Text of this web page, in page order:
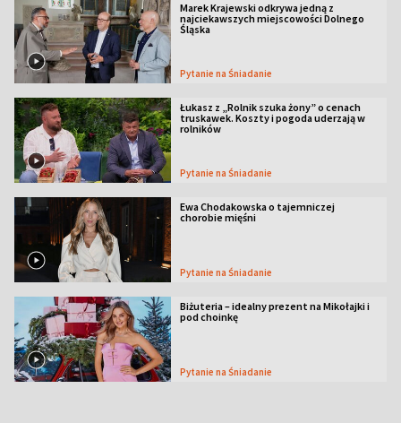
Marek Krajewski odkrywa jedną z
najciekawszych miejscowości Dolnego
Śląska
Pytanie na Śniadanie
Łukasz z „Rolnik szuka żony” o cenach
truskawek. Koszty i pogoda uderzają w
rolników
Pytanie na Śniadanie
Ewa Chodakowska o tajemniczej
chorobie mięśni
Pytanie na Śniadanie
Biżuteria – idealny prezent na Mikołajki i
pod choinkę
Pytanie na Śniadanie